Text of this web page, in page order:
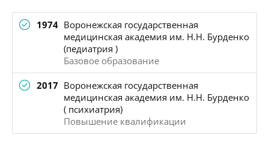
1974 Воронежская государственная
медицинская академия им. Н.Н. Бурденко
(педиатрия )
Базовое образование
2017 Воронежская государственная
медицинская академия им. Н.Н. Бурденко
( психиатрия)
Повышение квалификации